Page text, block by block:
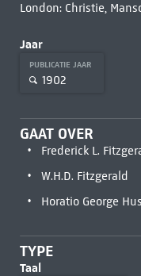
London: Christie,
Jaar
PUBLICATIE JAAR
1902
GAAT OVER
Frederick L.
W.H.D. Fitzgerald
Horatio George
TYPE
Taal